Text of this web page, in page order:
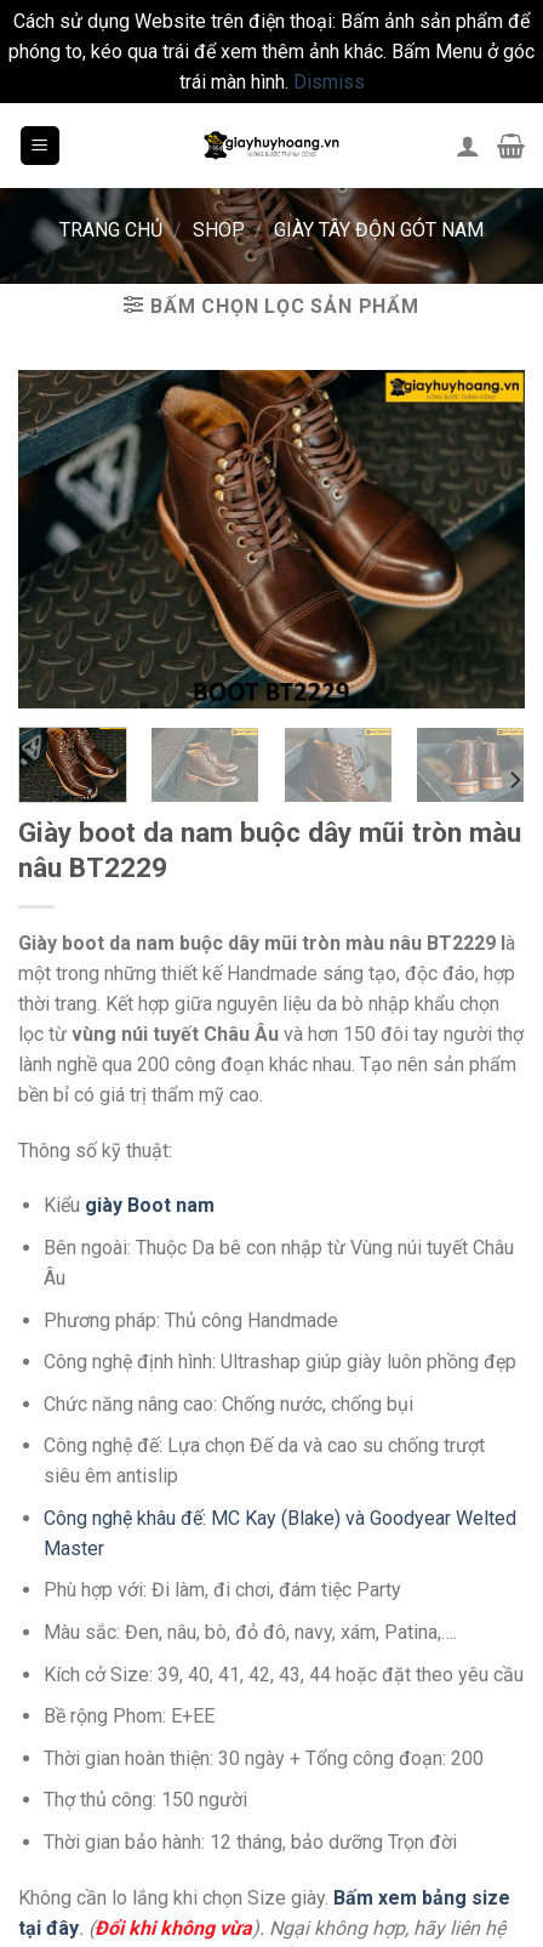
Cách sử dụng Website trên điện thoại: Bấm ảnh sản phẩm để
phóng to, kéo qua trái để xem thêm ảnh khác. Bấm Menu ở góc
trái màn hình. Dismiss
TRANG CHỦ / SHOP / GIÀY TÂY ĐỘN GÓT NAM
BẤM CHỌN LỌC SẢN PHẨM
Giày boot da nam buộc dây mũi tròn màu
nâu BT2229
Giày boot da nam buộc dây mũi tròn màu nâu BT2229 là
một trong những thiết kế Handmade sáng tạo, độc đáo, hợp
thời trang. Kết hợp giữa nguyên liệu da bò nhập khẩu chọn
lọc từ vùng núi tuyết Châu Âu và hơn 150 đôi tay người thợ
lành nghề qua 200 công đoạn khác nhau. Tạo nên sản phẩm
bền bỉ có giá trị thẩm mỹ cao.
Thông số kỹ thuật:
Kiểu giày Boot nam
Bên ngoài: Thuộc Da bê con nhập từ Vùng núi tuyết Châu
Âu
Phương pháp: Thủ công Handmade
Công nghệ định hình: Ultrashap giúp giày luôn phồng đẹp
Chức năng nâng cao: Chống nước, chống bụi
Công nghệ đế: Lựa chọn Đế da và cao su chống trượt
siêu êm antislip
Công nghệ khâu đế: MC Kay (Blake) và Goodyear Welted
Master
Phù hợp với: Đi làm, đi chơi, đám tiệc Party
Màu sắc: Đen, nâu, bò, đỏ đô, navy, xám, Patina,….
Kích cở Size: 39, 40, 41, 42, 43, 44 hoặc đặt theo yêu cầu
Bề rộng Phom: E+EE
Thời gian hoàn thiện: 30 ngày + Tổng công đoạn: 200
Thợ thủ công: 150 người
Thời gian bảo hành: 12 tháng, bảo dưỡng Trọn đời
Không cần lo lắng khi chọn Size giày. Bấm xem bảng size
tại đây. (Đổi khi không vừa). Ngại không hợp, hãy liên hệ